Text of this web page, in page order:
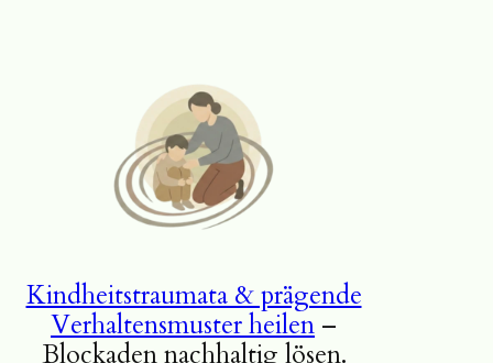
Kindheitstraumata & prägende
Verhaltensmuster heilen –
Blockaden nachhaltig lösen.